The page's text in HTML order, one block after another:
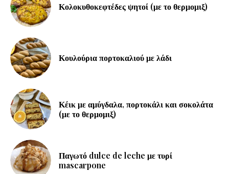
Κολοκυθοκεφτέδες ψητοί (με το θερμομιξ)
Κουλούρια πορτοκαλιού με λάδι
Κέικ με αμύγδαλα, πορτοκάλι και σοκολάτα
(με το θερμομιξ)
Παγωτό dulce de leche με τυρί
mascarpone